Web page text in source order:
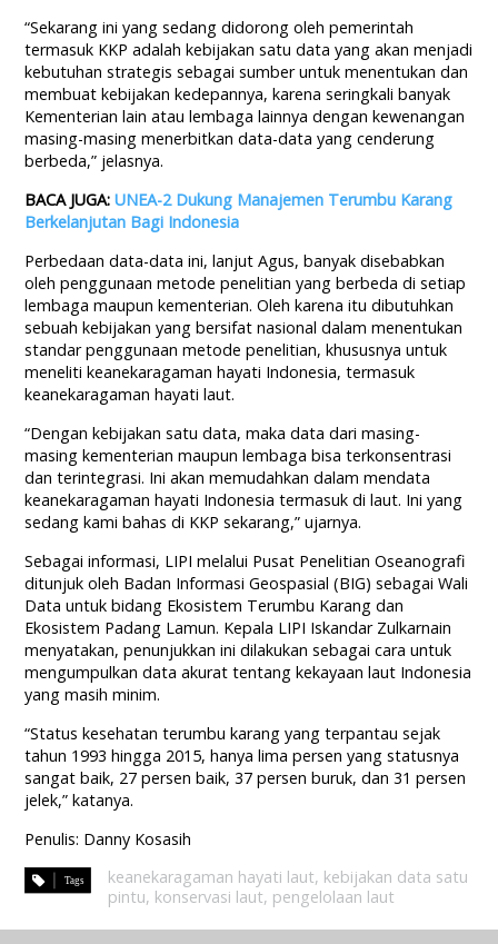
“Sekarang ini yang sedang didorong oleh pemerintah
termasuk KKP adalah kebijakan satu data yang akan menjadi
kebutuhan strategis sebagai sumber untuk menentukan dan
membuat kebijakan kedepannya, karena seringkali banyak
Kementerian lain atau lembaga lainnya dengan kewenangan
masing-masing menerbitkan data-data yang cenderung
berbeda,” jelasnya.
BACA JUGA:UNEA-2 Dukung Manajemen Terumbu Karang
Berkelanjutan Bagi Indonesia
Perbedaan data-data ini, lanjut Agus, banyak disebabkan
oleh penggunaan metode penelitian yang berbeda di setiap
lembaga maupun kementerian. Oleh karena itu dibutuhkan
sebuah kebijakan yang bersifat nasional dalam menentukan
standar penggunaan metode penelitian, khususnya untuk
meneliti keanekaragaman hayati Indonesia, termasuk
keanekaragaman hayati laut.
“Dengan kebijakan satu data, maka data dari masing-
masing kementerian maupun lembaga bisa terkonsentrasi
dan terintegrasi. Ini akan memudahkan dalam mendata
keanekaragaman hayati Indonesia termasuk di laut. Ini yang
sedang kami bahas di KKP sekarang,” ujarnya.
Sebagai informasi, LIPI melalui Pusat Penelitian Oseanografi
ditunjuk oleh Badan Informasi Geospasial (BIG) sebagai Wali
Data untuk bidang Ekosistem Terumbu Karang dan
Ekosistem Padang Lamun. Kepala LIPI Iskandar Zulkarnain
menyatakan, penunjukkan ini dilakukan sebagai cara untuk
mengumpulkan data akurat tentang kekayaan laut Indonesia
yang masih minim.
“Status kesehatan terumbu karang yang terpantau sejak
tahun 1993 hingga 2015, hanya lima persen yang statusnya
sangat baik, 27 persen baik, 37 persen buruk, dan 31 persen
jelek,” katanya.
Penulis: Danny Kosasih
keanekaragaman hayati laut, kebijakan data satu
pintu, konservasi laut, pengelolaan laut